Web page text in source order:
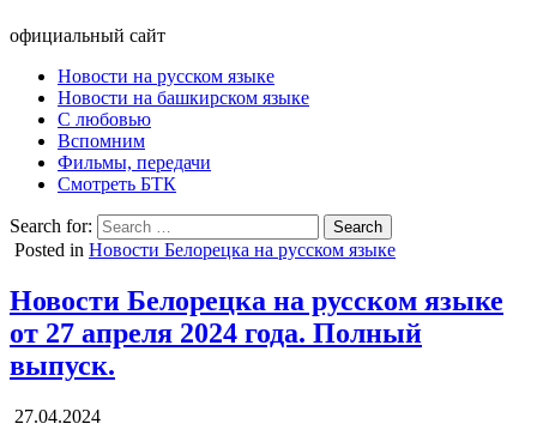
официальный сайт
Новости на русском языке
Новости на башкирском языке
С любовью
Вспомним
Фильмы, передачи
Смотреть БТК
Search for:
Posted in Новости Белорецка на русском языке
Новости Белорецка на русском языке
от 27 апреля 2024 года. Полный
выпуск.
27.04.2024